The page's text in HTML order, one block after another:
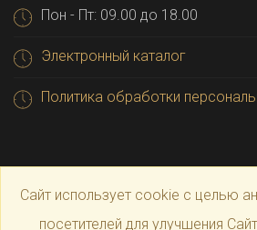
Пон - Пт: 09.00 до 18.00
Электронный каталог
Политика обработки
Сайт использует cookie с целью
посетителей для улучшения